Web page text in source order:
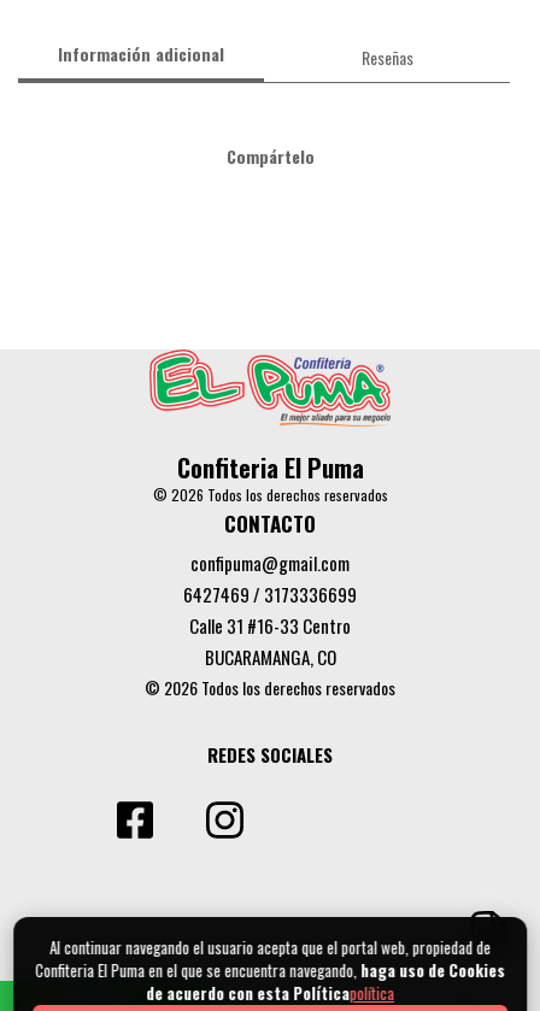
Información adicional Reseñas
Compártelo
Confiteria El Puma
© 2026 Todos los derechos reservados
CONTACTO
confipuma@gmail.com
6427469 / 3173336699
Calle 31 #16-33 Centro
BUCARAMANGA, CO
© 2026 Todos los derechos reservados
REDES SOCIALES
Al continuar navegando el usuario acepta que el portal web, propiedad de
Confiteria El Puma en el que se encuentra navegando, haga uso de Cookies
de acuerdo con esta Políticapolítica